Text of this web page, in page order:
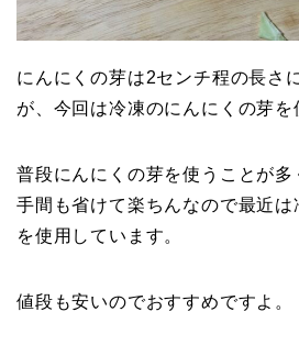
にんにくの芽は2センチ程の長さ
が、今回は冷凍のにんにくの芽を
普段にんにくの芽を使うことが多
手間も省けて楽ちんなので最近
を使用しています。
値段も安いのでおすすめですよ。